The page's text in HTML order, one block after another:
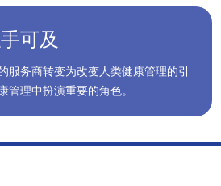
可及
服务商转变为改变人类健康管理的引
管理中扮演重要的角色。